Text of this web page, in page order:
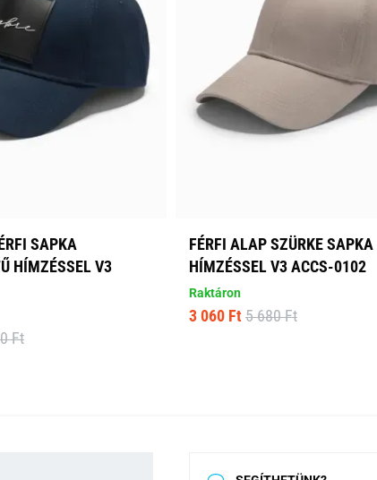
SAPKA
HÍMZÉSSEL V3
Ft
FÉRFI ALAP SZÜRKE SAPKA
HÍMZÉSSEL V3 ACCS-0102
Raktáron
3 060 Ft 5 680 Ft